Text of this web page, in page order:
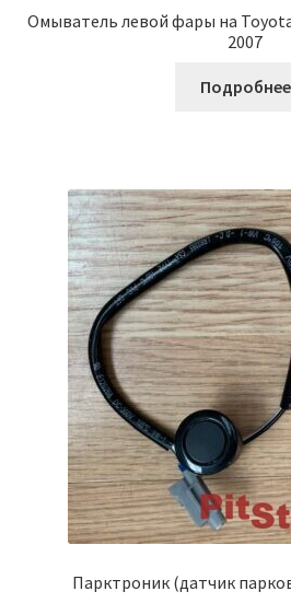
Омыватель левой фары на Toyota
2007
Подробнее
Парктроник (датчик